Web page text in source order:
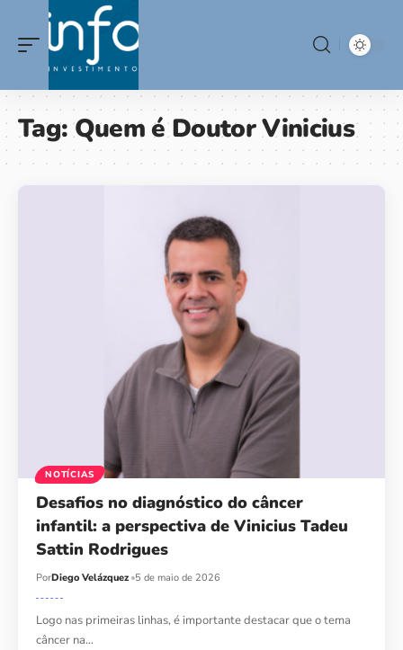
Tag:Quem é Doutor Vinicius
NOTÍCIAS
Desafios no diagnóstico do câncer
infantil: a perspectiva de Vinicius Tadeu
Sattin Rodrigues
PorDiego Velázquez 5 de maio de 2026
Logo nas primeiras linhas, é importante destacar que o tema
câncer na…